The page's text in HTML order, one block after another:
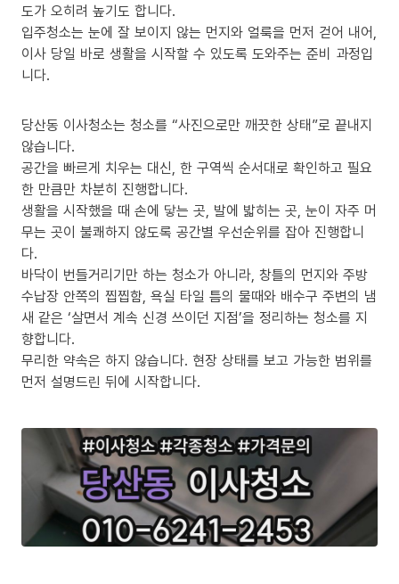
도가 오히려 높기도 합니다.
입주청소는 눈에 잘 보이지 않는 먼지와 얼룩을 먼저 걷어 내어,
이사 당일 바로 생활을 시작할 수 있도록 도와주는 준비 과정입
니다.
당산동 이사청소는 청소를 “사진으로만 깨끗한 상태”로 끝내지
않습니다.
공간을 빠르게 치우는 대신, 한 구역씩 순서대로 확인하고 필요
한 만큼만 차분히 진행합니다.
생활을 시작했을 때 손에 닿는 곳, 발에 밟히는 곳, 눈이 자주 머
무는 곳이 불쾌하지 않도록 공간별 우선순위를 잡아 진행합니
다.
바닥이 번들거리기만 하는 청소가 아니라, 창틀의 먼지와 주방
수납장 안쪽의 찝찝함, 욕실 타일 틈의 물때와 배수구 주변의 냄
새 같은 ‘살면서 계속 신경 쓰이던 지점’을 정리하는 청소를 지
향합니다.
무리한 약속은 하지 않습니다. 현장 상태를 보고 가능한 범위를
먼저 설명드린 뒤에 시작합니다.